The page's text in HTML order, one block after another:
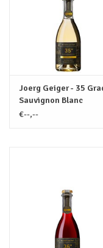
Joerg Geiger - 35
Sauvignon Blanc
Mirabellen Alcoholvrij
€--,--